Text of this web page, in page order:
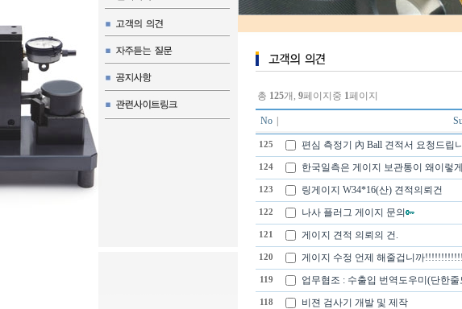
총 125개, 9페이지중 1페이지
No
125 편심 측정기 內 Ball 견적서 요청드립
124 한국일측은 게이지 보관통이 왜이렇
123 링게이지 W34*16(산) 견적의뢰건
122 나사 플러그 게이지 문의
121 게이지 견적 의뢰의 건.
120 게이지 수정 언제 해줄겁니까
119 업무협조 : 수출입 번역도우미(단한줄
118 비젼 검사기 개발 및 제작